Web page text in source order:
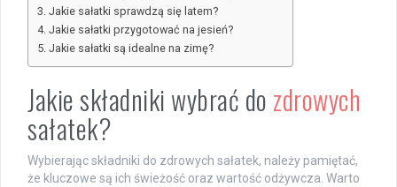
Jakie sałatki sprawdzą się latem?
Jakie sałatki przygotować na jesień?
Jakie sałatki są idealne na zimę?
Jakie składniki wybrać do zdrowych
sałatek?
Wybierając składniki do zdrowych sałatek, należy pamiętać,
że kluczowe są ich świeżość oraz wartość odżywcza. Warto